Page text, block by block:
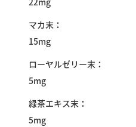
マカ末
15mg
ローヤルゼリー末
5mg
緑茶エキス末
5mg